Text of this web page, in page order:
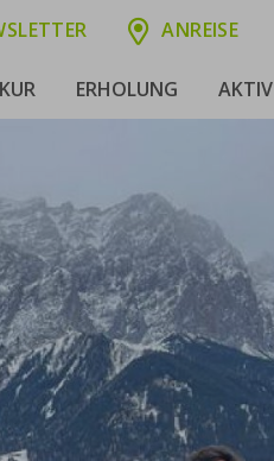
ANREISE
ERHOLUNG AKTIV